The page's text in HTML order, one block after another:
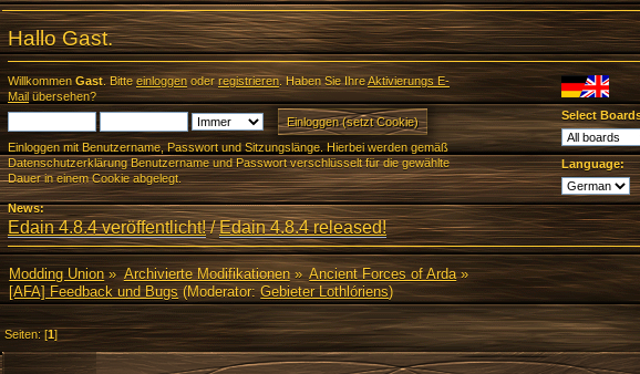
Hallo Gast.
Willkommen Gast. Bitte einloggenoderregistrieren. Haben Sie IhreAktivierungs E-
Mailübersehen?
Einloggen mit Benutzername, Passwort und Sitzungslänge. Hierbei werden gemäß
Datenschutzerklärung Benutzername und Passwort verschlüsselt für die gewählte
Dauer in einem Cookie abgelegt.
Select
Language:
News:
Edain 4.8.4 veröffentlicht!/Edain 4.8.4 released!
Modding Union» Archivierte Modifikationen» Ancient Forces of Arda»
[AFA] Feedback und Bugs(Moderator:Gebieter Lothlóriens)
Seiten: [1]